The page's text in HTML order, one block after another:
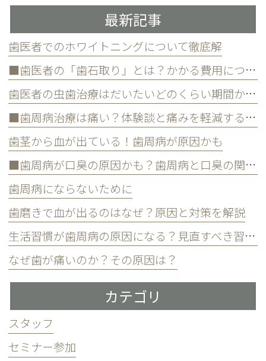
最新記事
歯医者でのホワイトニングについて徹底解
■歯医者の「歯石取り」とは？かかる費用について
歯医者の虫歯治療はだいたいどのくらい期間かかる？
■歯周病治療は痛い？体験談と痛みを軽減する方法
歯茎から血が出ている！歯周病が原因かも
■歯周病が口臭の原因かも？歯周病と口臭の関係について
歯周病にならないために
歯磨きで血が出るのはなぜ？原因と対策を解説
生活習慣が歯周病の原因になる？見直すべき習慣とは？
なぜ歯が痛いのか？その原因は？
カテゴリ
スタッフ
セミナー参加